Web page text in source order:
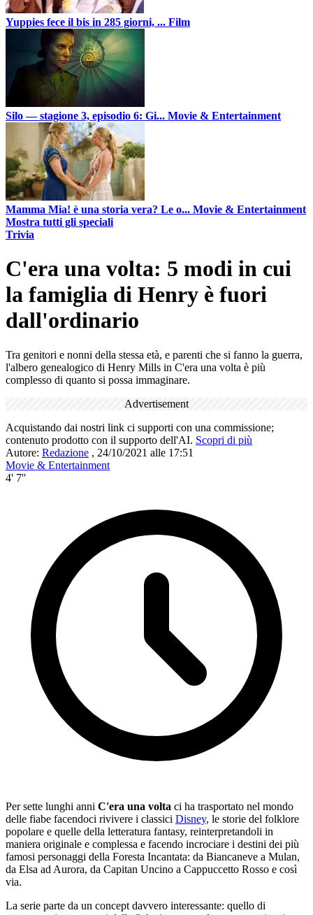
Yuppies fece il bis in 285 giorni, ... Film
Silo — stagione 3, episodio 6: Gi... Movie & Entertainment
Mamma Mia! è una storia vera? Le o... Movie & Entertainment
Mostra tutti gli speciali
Trivia
C'era una volta: 5 modi in cui
la famiglia di Henry è fuori
dall'ordinario
Tra genitori e nonni della stessa età, e parenti che si fanno la guerra,
l'albero genealogico di Henry Mills in C'era una volta è più
complesso di quanto si possa immaginare.
Advertisement
Acquistando dai nostri link ci supporti con una commissione;
contenuto prodotto con il supporto dell'AI. Scopri di più
Autore: Redazione , 24/10/2021 alle 17:51
Movie & Entertainment
4' 7''
Per sette lunghi anni C'era una volta ci ha trasportato nel mondo
delle fiabe facendoci rivivere i classici Disney, le storie del folklore
popolare e quelle della letteratura fantasy, reinterpretandoli in
maniera originale e complessa e facendo incrociare i destini dei più
famosi personaggi della Foresta Incantata: da Biancaneve a Mulan,
da Elsa ad Aurora, da Capitan Uncino a Cappuccetto Rosso e così
via.
La serie parte da un concept davvero interessante: quello di